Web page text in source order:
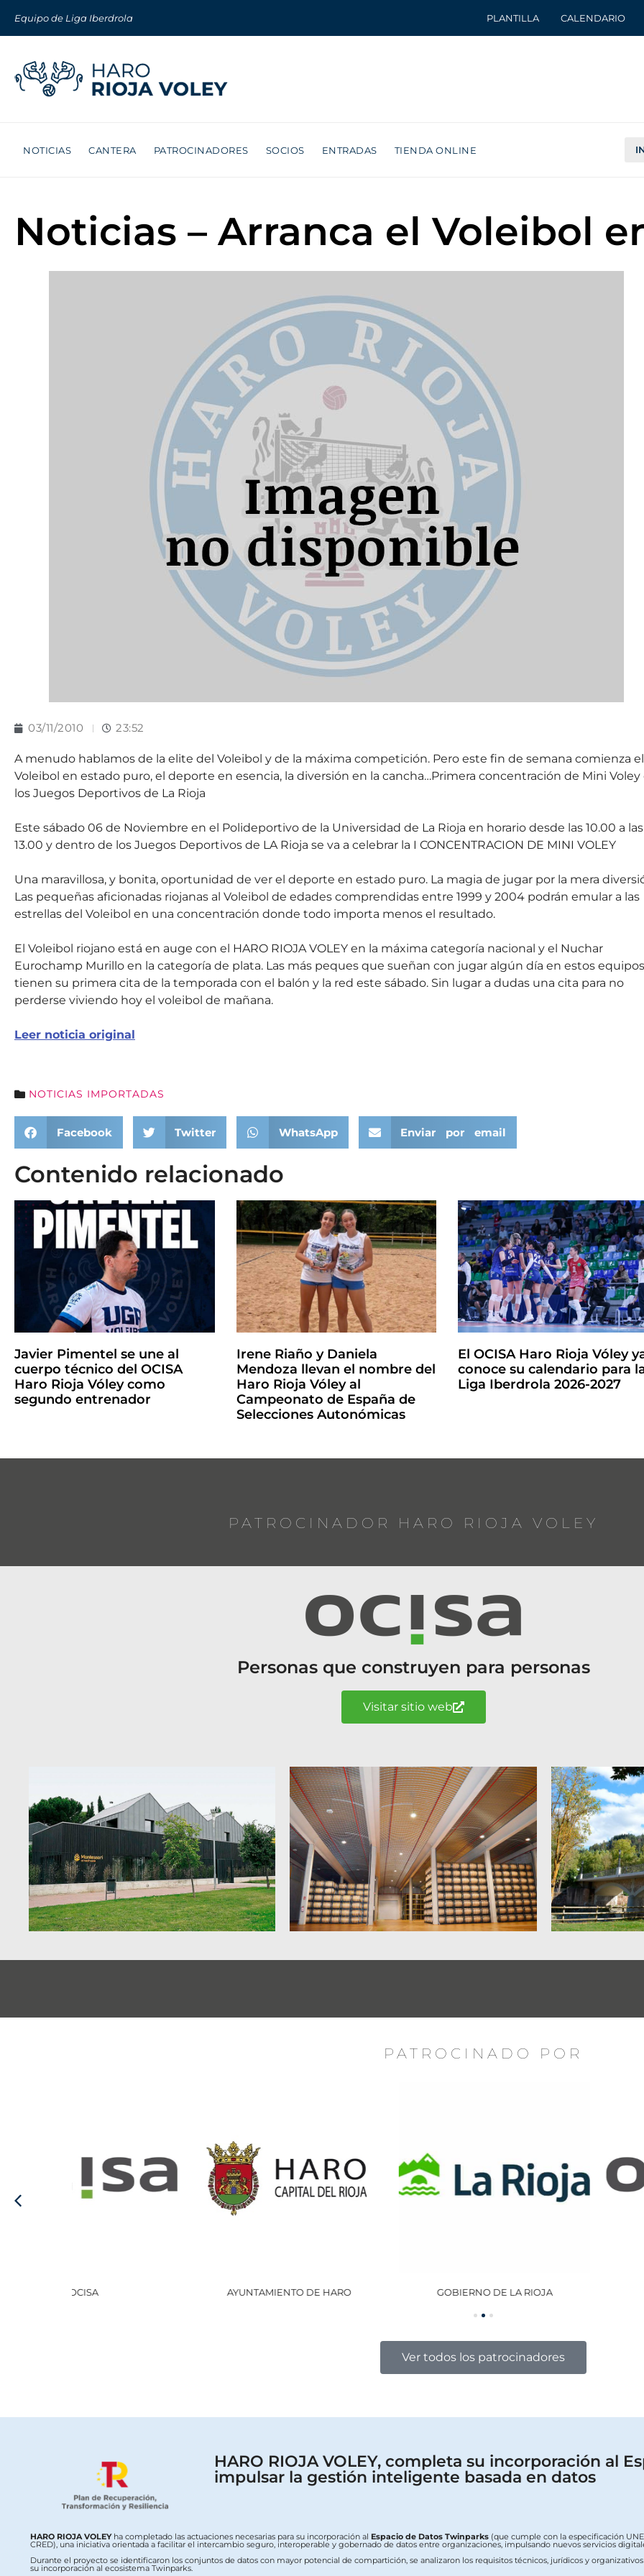
Equipo de Liga Iberdrola PLANTILLA CALENDARIO
NOTICIAS CANTERA PATROCINADORES SOCIOS ENTRADAS TIENDA ONLINE
Noticias – Arranca el Voleibol
03/11/2010 23:52
A menudo hablamos de la elite del Voleibol y de la máxima competición. Pero este fin de semana comienza el
Voleibol en estado puro, el deporte en esencia, la diversión en la cancha…Primera concentración de Mini Voley
los Juegos Deportivos de La Rioja
Este sábado 06 de Noviembre en el Polideportivo de la Universidad de La Rioja en horario desde las 10.00 a las
13.00 y dentro de los Juegos Deportivos de LA Rioja se va a celebrar la I CONCENTRACION DE MINI VOLEY
Una maravillosa, y bonita, oportunidad de ver el deporte en estado puro. La magia de jugar por la mera
Las pequeñas aficionadas riojanas al Voleibol de edades comprendidas entre 1999 y 2004 podrán emular a las
estrellas del Voleibol en una concentración donde todo importa menos el resultado.
El Voleibol riojano está en auge con el HARO RIOJA VOLEY en la máxima categoría nacional y el Nuchar
Eurochamp Murillo en la categoría de plata. Las más peques que sueñan con jugar algún día en estos equipos
tienen su primera cita de la temporada con el balón y la red este sábado. Sin lugar a dudas una cita para no
perderse viviendo hoy el voleibol de mañana.
Leer noticia original
NOTICIAS IMPORTADAS
Facebook Twitter WhatsApp Enviar por email
Contenido relacionado
Javier Pimentel se une al
cuerpo técnico del OCISA
Haro Rioja Vóley como
segundo entrenador
Irene Riaño y Daniela
Mendoza llevan el nombre del
Haro Rioja Vóley al
Campeonato de España de
Selecciones Autonómicas
El OCISA Haro Rioja Vóley
conoce su calendario para
Liga Iberdrola 2026-2027
PATROCINADOR HARO RIOJA VOLEY
Personas que construyen para personas
Visitar sitio web
PATROCINADO POR
AYUNTAMIENTO DE HARO GOBIERNO DE LA RIOJA
Ver todos los patrocinadores
HARO RIOJA VOLEY, completa su incorporación al
impulsar la gestión inteligente basada en datos
HARO RIOJA VOLEYha completado las actuaciones necesarias para su incorporación al Espacio de Datos Twinparks (que cumple con la especificación
CRED), una iniciativa orientada a facilitar el intercambio seguro, interoperable y gobernado de datos entre organizaciones, impulsando nuevos servicios
Durante el proyecto se identificaron los conjuntos de datos con mayor potencial de compartición, se analizaron los requisitos técnicos, jurídicos y
su incorporación al ecosistema Twinparks.